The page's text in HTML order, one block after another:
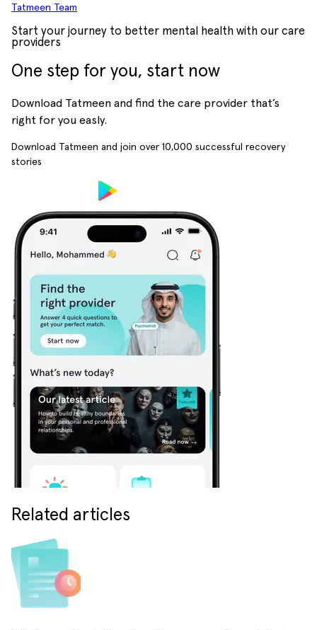
Tatmeen Team
Start your journey to better mental health with our care
providers
One step for you, start now
Download Tatmeen and find the care provider that’s
right for you easly.
Download Tatmeen and join over 10,000 successful recovery
stories
Related articles